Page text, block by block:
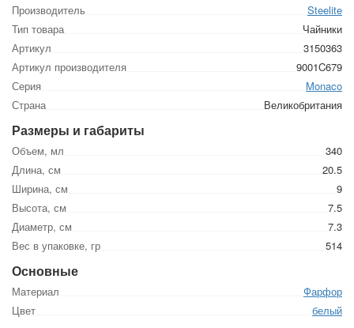
Производитель
Steelite
Тип товара
Чайники
Артикул
3150363
Артикул производителя
9001C679
Серия
Monaco
Страна
Великобритания
Размеры и габариты
Объем, мл
340
Длина, см
20.5
Ширина, см
9
Высота, см
7.5
Диаметр, см
7.3
Вес в упаковке, гр
514
Основные
Материал
Фарфор
Цвет
белый